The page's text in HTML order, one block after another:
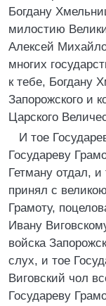
Богдану
милостию
Алексей
многих
к тебе, Богдану
Запорожского и
Царского
И тое
Государеву
Гетману отдал, и
принял с
Грамоту,
Ивану
войска
слух, и тое
Виговский чол
Государеву